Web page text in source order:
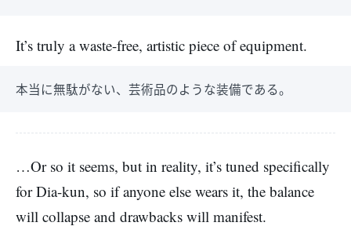
It’s truly a waste-free, artistic piece of equipment.
本当に無駄がない、芸術品のような装備である。
…Or so it seems, but in reality, it’s tuned specifically
for Dia-kun, so if anyone else wears it, the balance
will collapse and drawbacks will manifest.